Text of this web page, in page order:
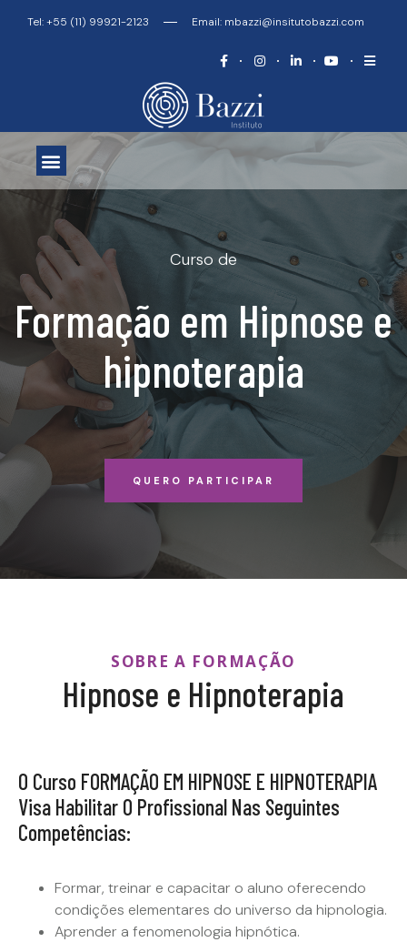
Tel: +55 (11) 99921-2123 Email: mbazzi@insitutobazzi.com
Curso de
Formação em Hipnose e
hipnoterapia
QUERO PARTICIPAR
SOBRE A FORMAÇÃO
Hipnose e Hipnoterapia
O Curso FORMAÇÃO EM HIPNOSE E HIPNOTERAPIA
Visa Habilitar O Profissional Nas Seguintes
Competências:
Formar, treinar e capacitar o aluno oferecendo
condições elementares do universo da hipnologia.
Aprender a fenomenologia hipnótica.